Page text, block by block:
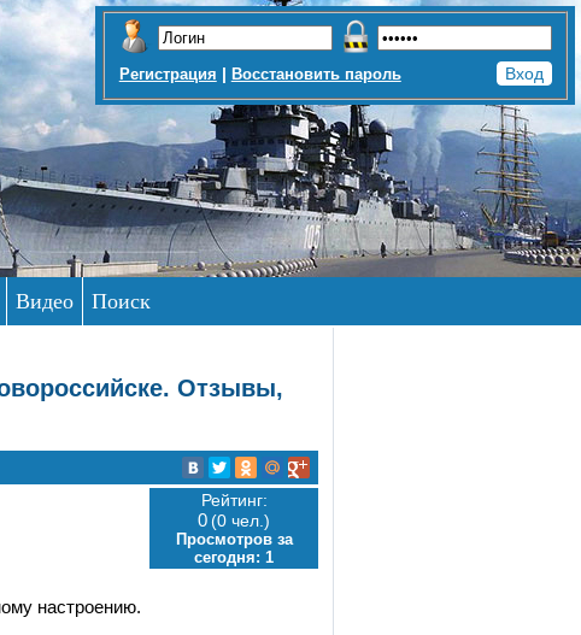
Регистрация | Восстановить пароль
Видео Поиск
Отзывы,
Рейтинг:
0(0 чел.)
Просмотров за
сегодня: 1
настроению.